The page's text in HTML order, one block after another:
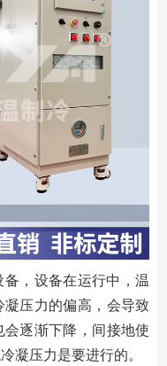
，设备在运行中，温
凝压力的偏高，会导致
逐渐下降，间接地使
凝压力是要进行的。